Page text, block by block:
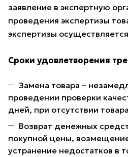
заявление в экспертную
проведения экспертизы
экспертизы
Сроки удовлетворения
Замена товара –
проведении проверки
дней, при отсутствии
Возврат денежных
покупной цены,
устранение недостатков в